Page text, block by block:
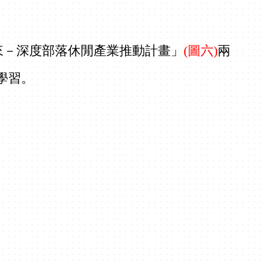
－深度部落休閒產業推動計畫」 (圖六)兩
。